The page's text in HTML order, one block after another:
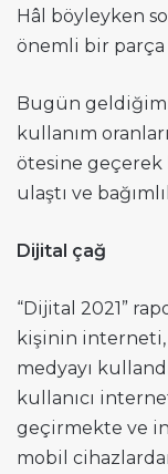
Hâl böyleyken
önemli bir
Bugün
kullanım
ötesine
ulaştı ve
Dijital çağ
“Dijital 2021”
kişinin interneti,
medyayı
kullanıcı
geçirmekte ve
mobil